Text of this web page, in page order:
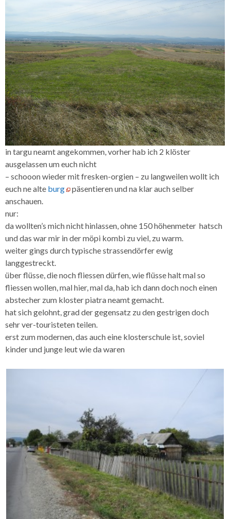
in targu neamt angekommen, vorher hab ich 2 klöster
ausgelassen um euch nicht
– schooon wieder mit fresken-orgien – zu langweilen wollt ich
euch ne alte burg
päsentieren und na klar auch selber
anschauen.
nur:
da wollten’s mich nicht hinlassen, ohne 150 höhenmeter hatsch
und das war mir in der möpi kombi zu viel, zu warm.
weiter gings durch typische strassendörfer ewig
langgestreckt.
über flüsse, die noch fliessen dürfen, wie flüsse halt mal so
fliessen wollen, mal hier, mal da, hab ich dann doch noch einen
abstecher zum kloster piatra neamt gemacht.
hat sich gelohnt, grad der gegensatz zu den gestrigen doch
sehr ver-touristeten teilen.
erst zum modernen, das auch eine klosterschule ist, soviel
kinder und junge leut wie da waren